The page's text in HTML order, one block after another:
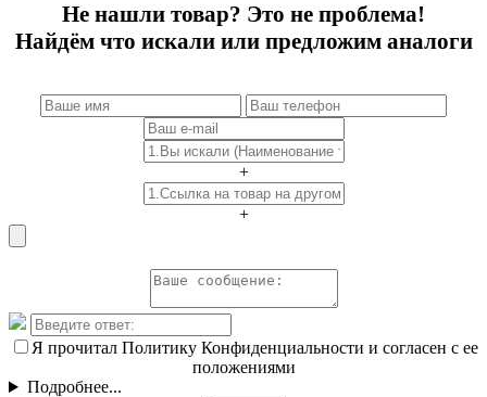
Не нашли товар? Это не проблема!
Найдём что искали или предложим аналоги
+
+
Я прочитал Политику Конфиденциальности и согласен с ее
положениями
Подробнее...